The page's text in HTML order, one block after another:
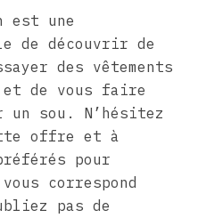
est une
de découvrir de
des vêtements
de vous faire
sou. N’hésitez
offre et à
pour
correspond
pas de